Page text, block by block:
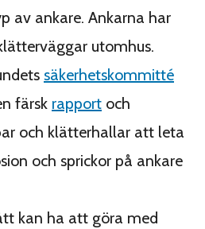
av ankare. Ankarna har
utomhus.
säkerhetskommitté
färsk rapport och
och klätterhallar att leta
och sprickor på ankare
kan ha att göra med